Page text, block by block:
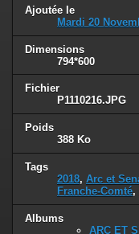
Ajoutée le
Mardi 20
Dimensions
794*600
Fichier
P1110216.JPG
Poids
388 Ko
Tags
2018, Arc et
Franche-Comté,
Albums
ARC ET